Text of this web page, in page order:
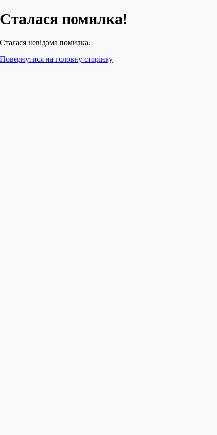
Сталася помилка!
Сталася невідома помилка.
Повернутися на головну сторінку